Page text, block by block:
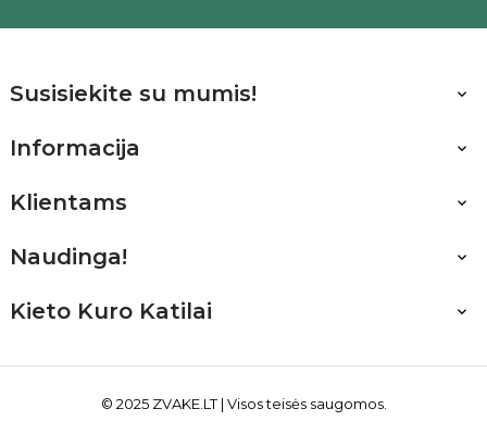
Susisiekite su mumis! 
Informacija 
Klientams 
Naudinga! 
Kieto Kuro Katilai 
© 2025 ZVAKE.LT| Visos teisės saugomos.